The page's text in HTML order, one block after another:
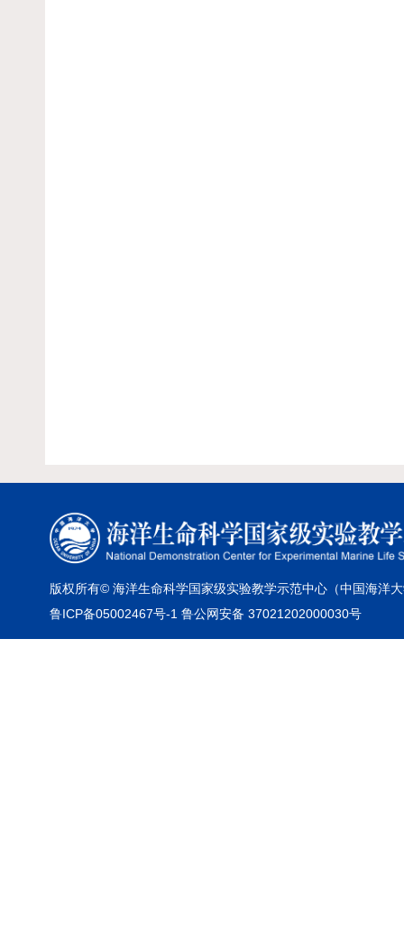
版权所有© 海洋生命科学国家级实验教学示范中心（中国海洋
鲁ICP备05002467号-1 鲁公网安备 37021202000030号